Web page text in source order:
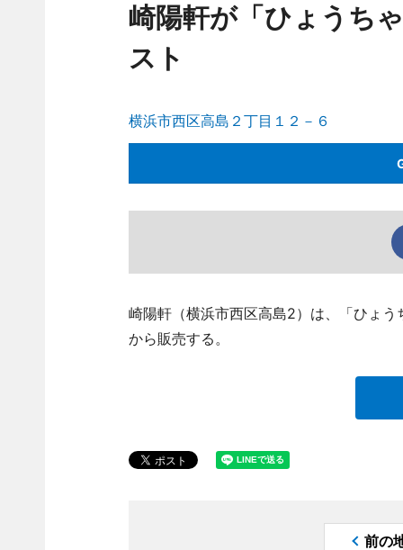
崎陽軒が「ひょうち
スト
横浜市西区高島２丁目１２－６
崎陽軒（横浜市西区高島2）は、「ひょ
から販売する。
前の